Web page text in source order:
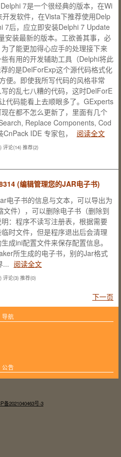
导航
公告
7是一个很经典的版本，在Wi
发软件，在Vista下推荐使用Delp
7后，应立即安装Delphi 7 Update
安装最新的版本。工欲善其事，必
了能更加得心应手的处理接下来
有用的开发辅助工具（Delphi将此
的是DelForExp这个源代码格式化
便。即使我所写代码的风格非常
的乱七八糟的代码，这时DelForE
代码能看上去顺眼多了。GExperts
在都不怎么更新了，里面有几个
Replace Components, Cod
IDE 专家包，
阅读全文
评论(14) 推荐(2)
(编辑管理您的JAR电子书)
电子书的信息与文本，可以导出为
件），可以删除电子书（删除到
：程序不读写注册表，根据需要
时文件，但是程序退出后会清理
成ini配置文件来保存配置信息。
所生成的电子书，别的Jar格式
... 阅读全文
评论(3) 推荐(0)
下一页
备2021040463号-3